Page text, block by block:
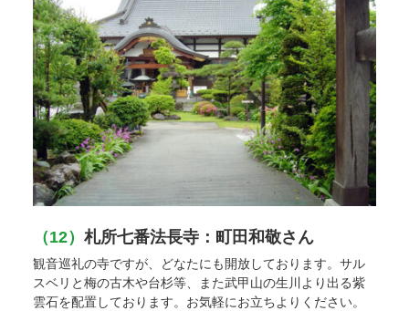
（12） 札所七番法長寺：町田和敬さん
観音巡礼の寺ですが、どなたにも開放しております。サル
スベリと梅の古木や台杉等、また武甲山の生川より出る紫
雲石を配置しております。お気軽にお立ちよりください。